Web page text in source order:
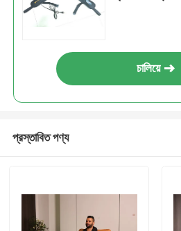
চালিয়ে
প্রস্তাবিত পণ্য